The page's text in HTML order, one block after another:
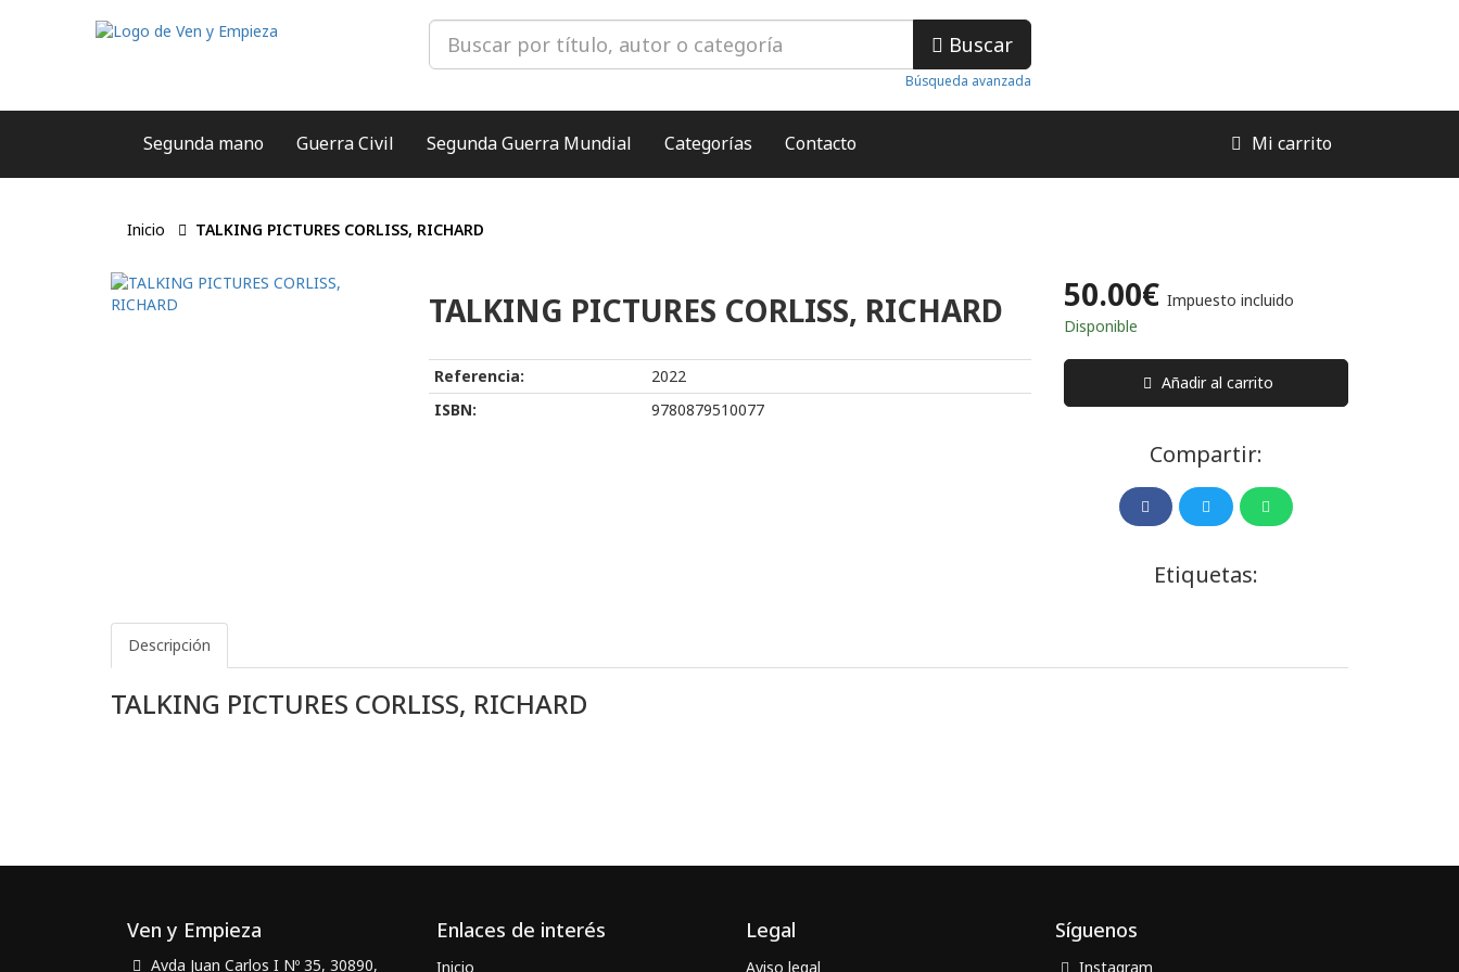
Buscar
Búsqueda avanzada
Segunda mano Guerra Civil Segunda Guerra Mundial Categorías Contacto Mi carrito
Inicio TALKING PICTURES CORLISS, RICHARD
TALKING PICTURES CORLISS, RICHARD
Referencia:
2022
ISBN:
9780879510077
50.00€ Impuesto incluido
Disponible
Añadir al carrito
Compartir:
Etiquetas:
Descripción
TALKING PICTURES CORLISS, RICHARD
Ven y Empieza
Avda Juan Carlos I Nº 35, 30890,
Enlaces de interés
Inicio
Legal
Aviso legal
Síguenos
Instagram